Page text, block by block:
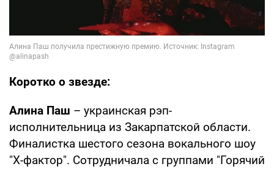
Коротко о звезде:
Алина Паш – украинская рэп-
исполнительница из Закарпатской области.
Финалистка шестого сезона вокального шоу
"X-фактор". Сотрудничала с группами "Горячий